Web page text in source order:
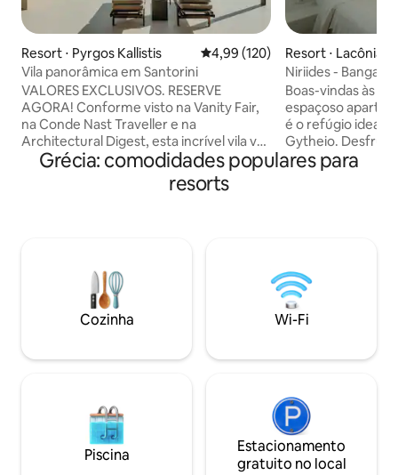
Resort ⋅ Pyrgos Kallistis 4,99 de uma avaliação média de
4,99 (120)
Vila panorâmica em Santorini
VALORES EXCLUSIVOS. RESERVE
AGORA! Conforme visto na Vanity Fair,
na Conde Nast Traveller e na
Architectural Digest, esta incrível vila vai
tirar seu fôlego. Com janelas
panorâmicas em todos os quartos, um
grande terraço privado com piscina de
acesso gratuito ao nosso Sky Lounge,
com itens de despensa de café da
manhã e lanches durante todo o dia.
Entre em contato conosco hoje mesmo
Resort ⋅ Lacônia
Niriides - Bangalô
vista para o mar
Boas-vindas às
espaçoso
é o refúgio ideal
Gytheio.
deslumbrantes
ampla varanda
maiores que
tranquilidade.
hospitalidade
inesquecíveis à
Grécia: comodidades populares para
resorts
Cozinha Wi-Fi
Piscina
Estacionamento
gratuito no local